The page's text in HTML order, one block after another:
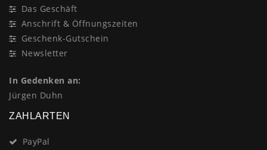
Das Geschäft
Anschrift & Öffnungszeiten
Geschenk-Gutschein
Newsletter
In Gedenken an:
Jürgen Duhn
ZAHLARTEN
PayPal